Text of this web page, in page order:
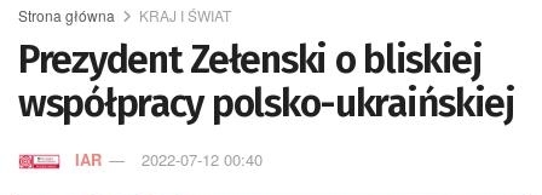
Strona główna KRAJ I ŚWIAT
Prezydent Zełenski o bliskiej
współpracy polsko-ukraińskiej
IAR 2022-07-12 00:40